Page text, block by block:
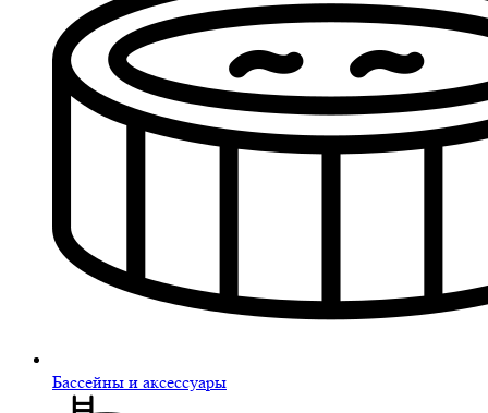
Бассейны и аксессуары